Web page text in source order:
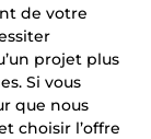
de votre
projet plus
Si vous
que nous
choisir l’offre